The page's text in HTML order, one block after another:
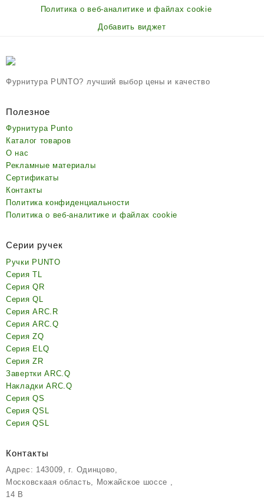
Политика о веб-аналитике и файлах cookie
Добавить виджет
Фурнитура PUNTO? лучший выбор цены и качество
Полезное
Фурнитура Punto
Каталог товаров
О нас
Рекламные материалы
Сертификаты
Контакты
Политика конфиденциальности
Политика о веб-аналитике и файлах cookie
Серии ручек
Ручки PUNTO
Серия TL
Серия QR
Серия QL
Серия ARC.R
Серия ARC.Q
Серия ZQ
Серия ELQ
Серия ZR
Завертки ARC.Q
Накладки ARC.Q
Серия QS
Серия QSL
Серия QSL
Контакты
Адрес: 143009, г. Одинцово,
Московскаая область, Можайское шоссе ,
14 В